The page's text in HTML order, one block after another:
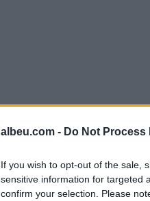
albeu.com - Do Not
If you wish to opt-out of the sale,
sensitive information for targeted
confirm your selection. Please